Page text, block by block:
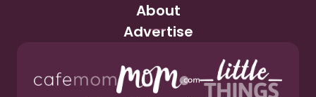
About
Advertise